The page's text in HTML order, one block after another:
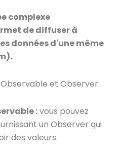
complexe
de diffuser à
données d'une même
et Observer.
:vous pouvez
un Observer qui
des valeurs.